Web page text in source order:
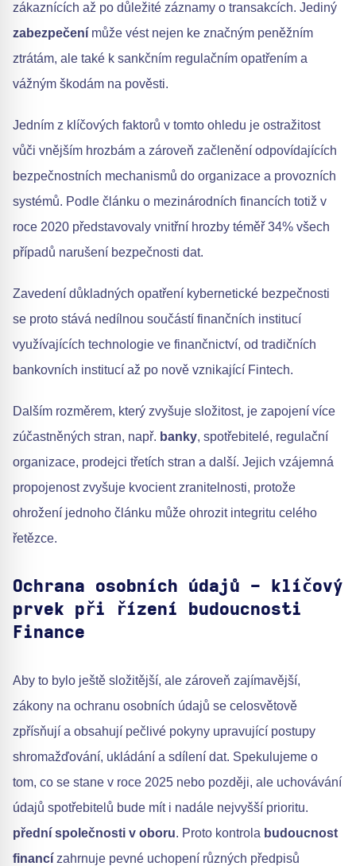
zákaznících až po důležité záznamy o transakcích. Jediný
zabezpečení může vést nejen ke značným peněžním
ztrátám, ale také k sankčním regulačním opatřením a
vážným škodám na pověsti.
Jedním z klíčových faktorů v tomto ohledu je ostražitost
vůči vnějším hrozbám a zároveň začlenění odpovídajících
bezpečnostních mechanismů do organizace a provozních
systémů. Podle článku o mezinárodních financích totiž v
roce 2020 představovaly vnitřní hrozby téměř 34% všech
případů narušení bezpečnosti dat.
Zavedení důkladných opatření kybernetické bezpečnosti
se proto stává nedílnou součástí finančních institucí
využívajících technologie ve finančnictví, od tradičních
bankovních institucí až po nově vznikající Fintech.
Dalším rozměrem, který zvyšuje složitost, je zapojení více
zúčastněných stran, např. banky, spotřebitelé, regulační
organizace, prodejci třetích stran a další. Jejich vzájemná
propojenost zvyšuje kvocient zranitelnosti, protože
ohrožení jednoho článku může ohrozit integritu celého
řetězce.
Ochrana osobních údajů - klíčový
prvek při řízení budoucnosti
Finance
Aby to bylo ještě složitější, ale zároveň zajímavější,
zákony na ochranu osobních údajů se celosvětově
zpřísňují a obsahují pečlivé pokyny upravující postupy
shromažďování, ukládání a sdílení dat. Spekulujeme o
tom, co se stane v roce 2025 nebo později, ale uchovávání
údajů spotřebitelů bude mít i nadále nejvyšší prioritu.
přední společnosti v oboru. Proto kontrola budoucnost
financí zahrnuje pevné uchopení různých předpisů